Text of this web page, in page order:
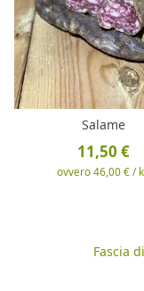
Salame
11,50 €
ovvero 46,00 € /
Fascia